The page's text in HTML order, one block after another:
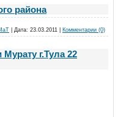
района
Дата: 23.03.2011 Комментарии (0)
г.Тула 22